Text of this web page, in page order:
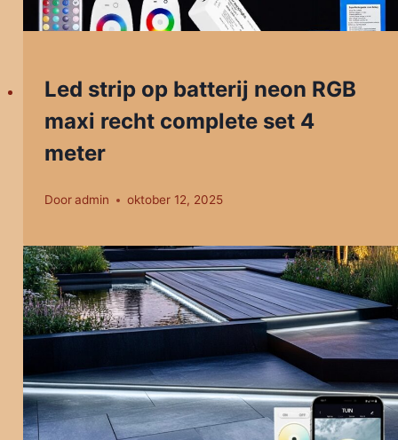
Led strip op batterij neon RGB
maxi recht complete set 4
meter
Door admin oktober 12, 2025